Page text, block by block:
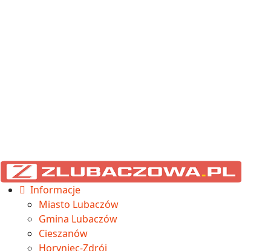
Informacje
Miasto Lubaczów
Gmina Lubaczów
Cieszanów
Horyniec-Zdrój